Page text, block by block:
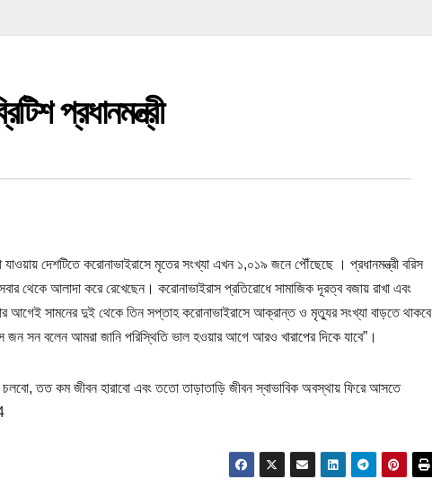
প্রধানমন্ত্রী
দেশটিতে করোনাভাইরাসে মৃতের সংখ্যা এখন ১,০১৯ জনে পৌঁছেছে । প্রধানমন্ত্রী বরিস
থেকে আলাদা করে রেখেছেন। করোনাভাইরাস প্রতিরোধে সামাজিক দূরত্ব বজায় রাখা এবং
আগেই সামনের দুই থেকে তিন সপ্তাহ করোনাভাইরাসে আক্রান্ত ও মৃত্যুর সংখ্যা বাড়তে থাকবে
জন সন বলেন আমরা জানি পরিস্থিতি ভাল হওয়ার আগে আরও খারাপের দিকে যাবে”।
তত কম জীবন হারাবো এবং ততো তাড়াতাড়ি জীবন স্বাভাবিক অবস্থায় ফিরে আসতে